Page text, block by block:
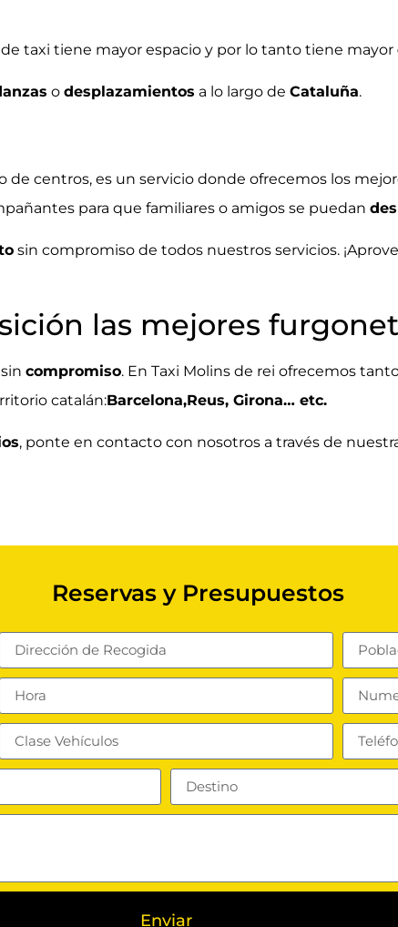
taxi tiene mayor espacio y por lo tanto tiene mayor
o desplazamientos a lo largo de Cataluña.
de centros, es un servicio donde ofrecemos los
para que familiares o amigos se puedan
sin compromiso de todos nuestros servicios.
las mejores
sin compromiso. En Taxi Molins de rei ofrecemos
catalán:Barcelona,Reus, Girona… etc.
, ponte en contacto con nosotros a través de
Reservas y Presupuestos
Enviar